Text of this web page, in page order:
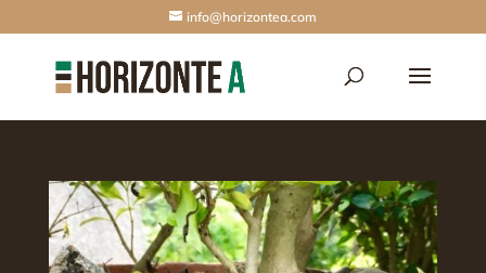
info@horizontea.com